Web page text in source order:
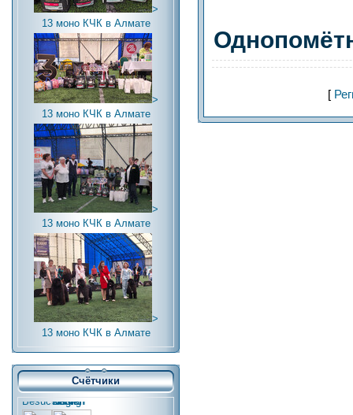
>
13 моно КЧК в Алмате
>
13 моно КЧК в Алмате
>
13 моно КЧК в Алмате
>
13 моно КЧК в Алмате
Счётчики
[